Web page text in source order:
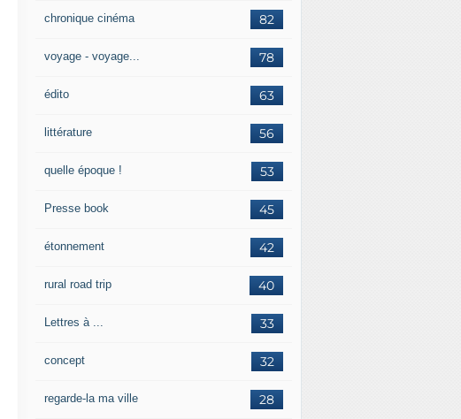
82
chronique cinéma
78
voyage - voyage...
63
édito
56
littérature
53
quelle époque !
45
Presse book
42
étonnement
40
rural road trip
33
Lettres à ...
32
concept
28
regarde-la ma ville